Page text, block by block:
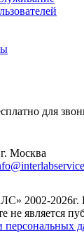
для
Москва
2002-2026г.
не является
персональных